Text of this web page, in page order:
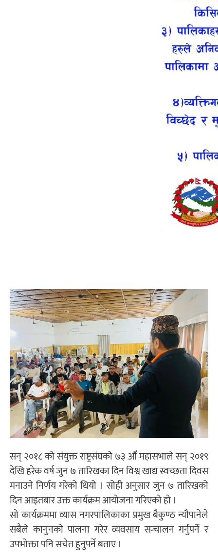
सन् २०१८ को संयुक्त राष्ट्रसंघको ७३ औँ महासभाले सन् २०१९
देखि हरेक वर्ष जुन ७ तारिखका दिन विश्व खाद्य स्वच्छता दिवस
मनाउने निर्णय गरेको थियो । सोही अनुसार जुन ७ तारिखको
दिन आइतबार उक्त कार्यक्रम आयोजना गरिएको हो ।
सो कार्यक्रममा व्यास नगरपालिकाका प्रमुख बैकुण्ठ न्यौपानेले
सबैले कानुनको पालना गरेर व्यवसाय सन्चालन गर्नुपर्ने र
उपभोक्ता पनि सचेत हुनुपर्ने बताए ।